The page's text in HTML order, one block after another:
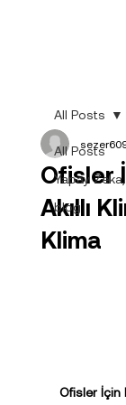
All Posts
Yapay
blog
All Posts
Ofisler
Akıllı
Klima
Ofisler İçin